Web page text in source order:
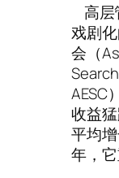
高层
戏剧
会（
AESC
收益
平均
年，